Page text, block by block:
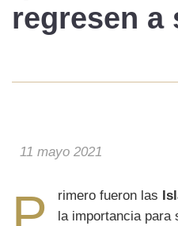
regresen a
11 mayo 2021
rimero fueron las
la importancia